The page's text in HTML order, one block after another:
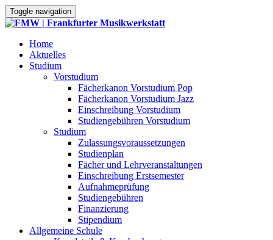
Toggle navigation
Home
Aktuelles
Studium
Vorstudium
Fächerkanon Vorstudium Pop
Fächerkanon Vorstudium Jazz
Einschreibung Vorstudium
Studiengebühren Vorstudium
Studium
Zulassungsvoraussetzungen
Studienplan
Fächer und Lehrveranstaltungen
Einschreibung Erstsemester
Aufnahmeprüfung
Studiengebühren
Finanzierung
Stipendium
Allgemeine Schule